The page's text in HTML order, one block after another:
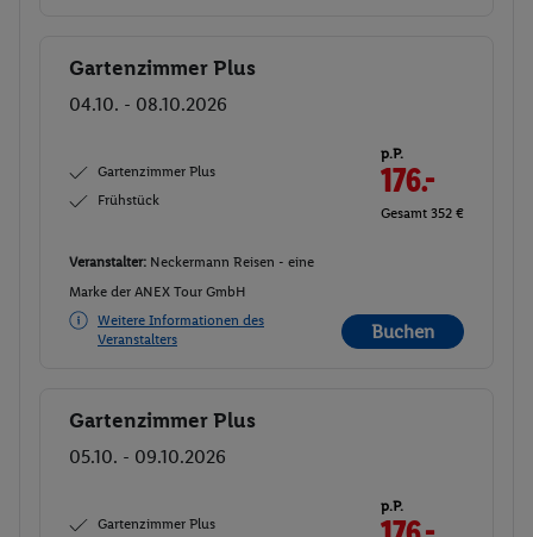
Buchen
Gartenzimmer Plus
04.10. - 08.10.2026
Gartenzimmer Plus
Frühstück
p.P.
176.-
Gesamt 352 €
Veranstalter: Neckermann Reisen - eine
Marke der ANEX Tour GmbH
Weitere Informationen des
Veranstalters
Buchen
Buchen
Gartenzimmer Plus
05.10. - 09.10.2026
Gartenzimmer Plus
p.P.